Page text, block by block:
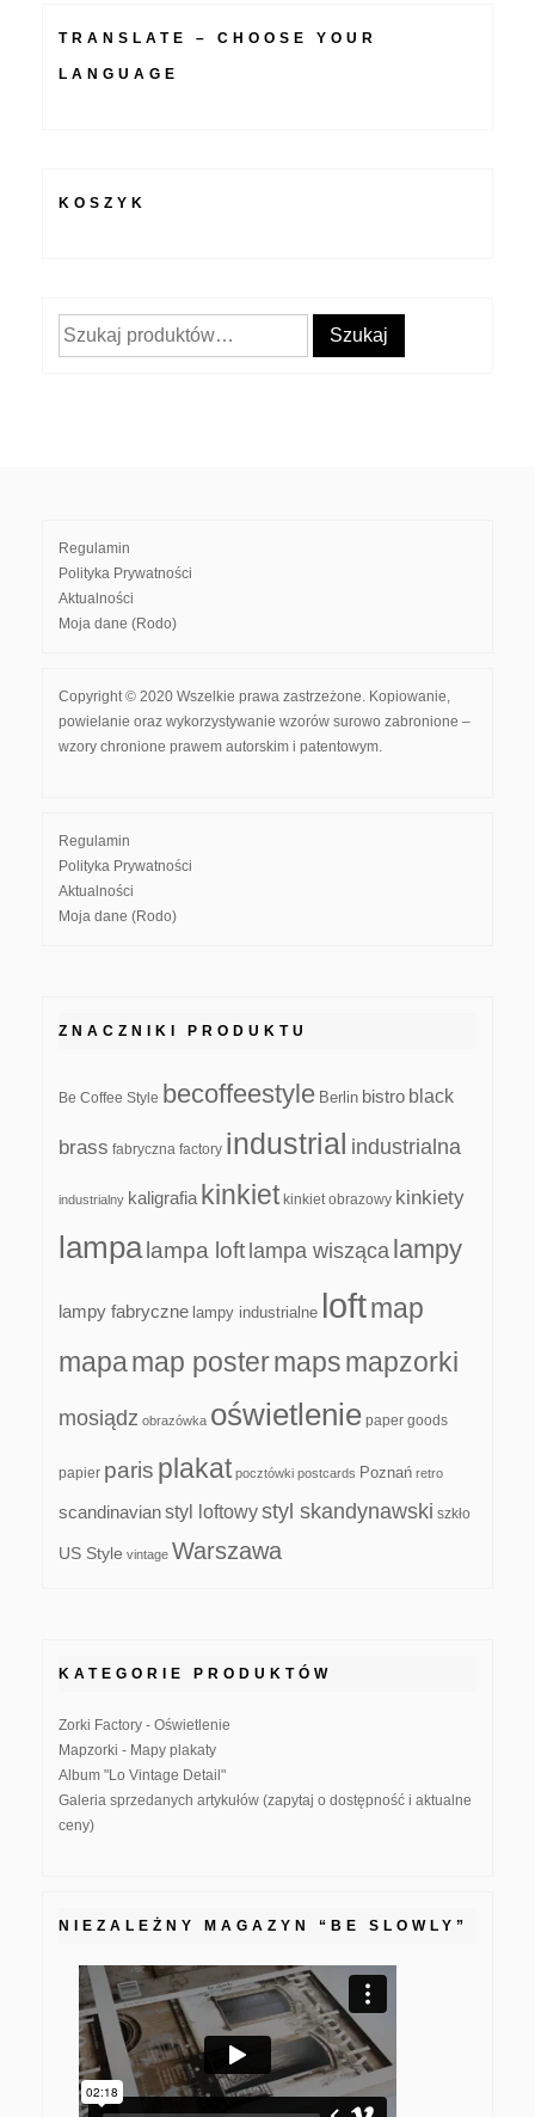
TRANSLATE – CHOOSE YOUR
LANGUAGE
KOSZYK
Szukaj: Szukaj
Regulamin
Polityka Prywatności
Aktualności
Moja dane (Rodo)
Copyright © 2020 Wszelkie prawa zastrzeżone. Kopiowanie,
powielanie oraz wykorzystywanie wzorów surowo zabronione –
wzory chronione prawem autorskim i patentowym.
Regulamin
Polityka Prywatności
Aktualności
Moja dane (Rodo)
ZNACZNIKI PRODUKTU
Be Coffee Style becoffeestyle Berlin bistro black
brass fabryczna factory industrial industrialna
industrialny kaligrafia kinkiet kinkiet obrazowy kinkiety
lampa lampa loft lampa wisząca lampy
lampy fabryczne lampy industrialne loftmap
mapamap postermapsmapzorki
mosiądz obrazówka oświetlenie paper goods
papier paris plakat pocztówki postcards Poznań retro
scandinavianstyl loftowystyl skandynawski szkło
US Style vintage Warszawa
KATEGORIE PRODUKTÓW
Zorki Factory - Oświetlenie
Mapzorki - Mapy plakaty
Album "Lo Vintage Detail"
Galeria sprzedanych artykułów (zapytaj o dostępność i aktualne
ceny)
NIEZALEŻNY MAGAZYN “BE SLOWLY”